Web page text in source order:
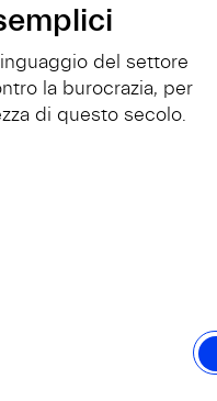
del settore
la burocrazia, per
di questo secolo.